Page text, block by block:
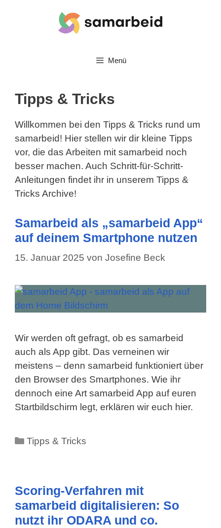
Menü
Tipps & Tricks
Willkommen bei den Tipps & Tricks rund um
samarbeid! Hier stellen wir dir kleine Tipps
vor, die das Arbeiten mit samarbeid noch
besser machen. Auch Schritt-für-Schritt-
Anleitungen findet ihr in unserem Tipps &
Tricks Archive!
Samarbeid als „samarbeid App“
auf deinem Smartphone nutzen
15. Januar 2025 von Josefine Beck
Wir werden oft gefragt, ob es samarbeid
auch als App gibt. Das verneinen wir
meistens – denn samarbeid funktioniert über
den Browser des Smartphones. Wie ihr
dennoch eine Art samarbeid App auf euren
Startbildschirm legt, erklären wir euch hier.
Kategorien
Tipps & Tricks
Scoring-Verfahren mit
samarbeid digitalisieren: So
nutzt ihr ODARA und co.